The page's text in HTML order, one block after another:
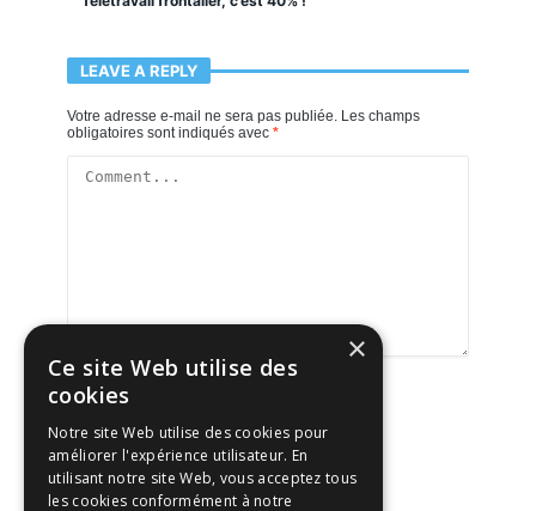
LEAVE A REPLY
Votre adresse e-mail ne sera pas publiée. Les champs
obligatoires sont indiqués avec *
×
Ce site Web utilise des
cookies
Notre site Web utilise des cookies pour
améliorer l'expérience utilisateur. En
utilisant notre site Web, vous acceptez tous
les cookies conformément à notre